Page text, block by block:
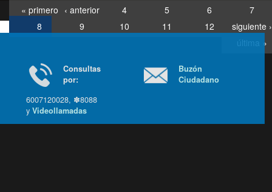
« primero ‹ anterior 4 5 6
7
8
9 10 11 12
siguiente ›
última »
Consultas
por:
6007120028, ✽8088
yVideollamadas
Buzón
Ciudadano